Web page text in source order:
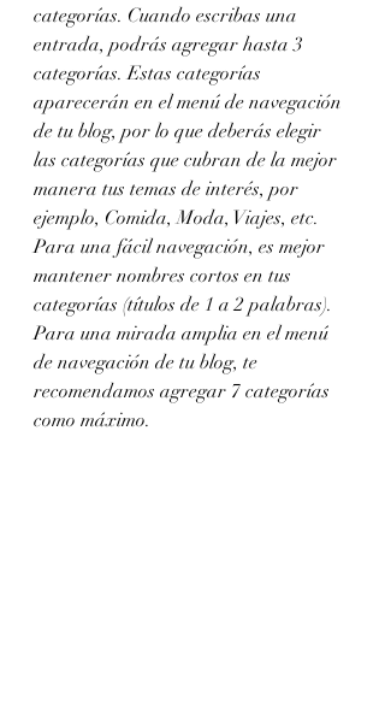
categorías. Cuando escribas una
entrada, podrás agregar hasta 3
categorías. Estas categorías
aparecerán en el menú de navegación
de tu blog, por lo que deberás elegir
las categorías que cubran de la mejor
manera tus temas de interés, por
ejemplo, Comida, Moda, Viajes, etc.
Para una fácil navegación, es mejor
mantener nombres cortos en tus
categorías (títulos de 1 a 2 palabras).
Para una mirada amplia en el menú
de navegación de tu blog, te
recomendamos agregar 7 categorías
como máximo.